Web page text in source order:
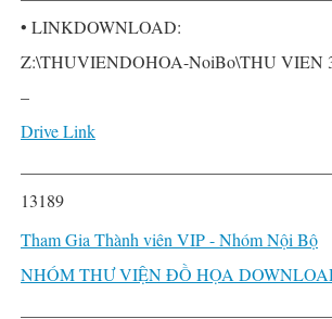
• LINKDOWNLOAD:
Z:\THUVIENDOHOA-NoiBo\THU VIEN
–
Drive Link
13189
Tham Gia Thành viên VIP - Nhóm Nội Bộ
NHÓM THƯ VIỆN ĐỒ HỌA